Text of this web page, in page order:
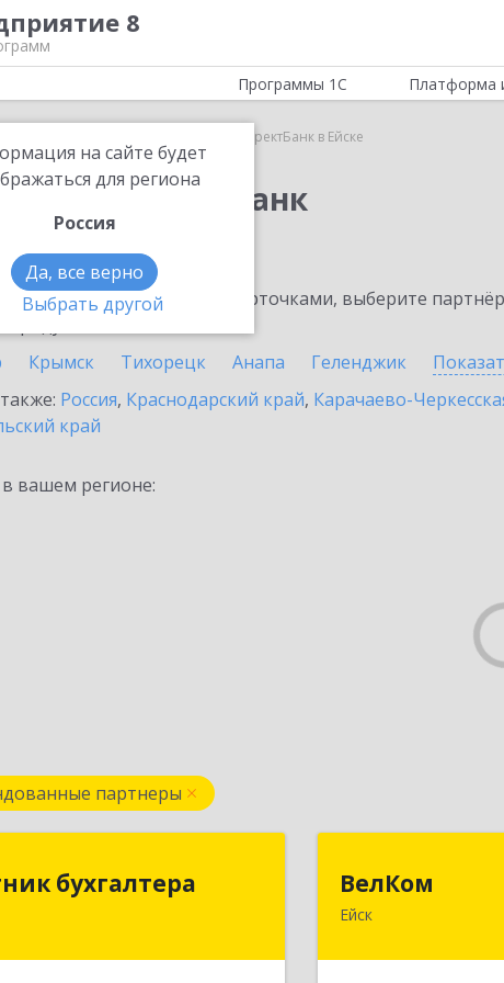
8
на сайте будет
для региона
Россия
Да, все верно
Выбрать другой
Программы 1С Платформа
1С:ДиректБанк в Ейске
1С:ДиректБанк
с информационными карточками, выберите
Крымск Тихорецк Анапа Геленджик
Россия, Краснодарский край, Карачаево-
край
вашем регионе:
партнеры
бухгалтера
Советник бухгалтера
Краснодарский край, Ейский
ВелКом
Ейск353688,